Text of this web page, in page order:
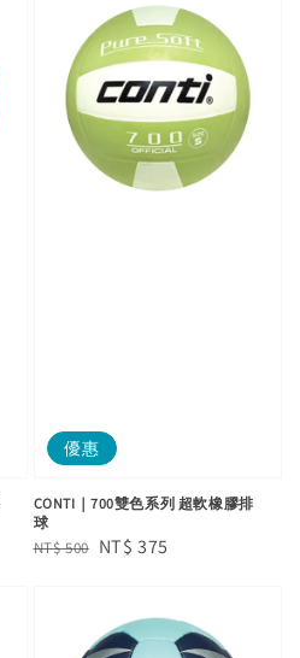
優惠
CONTI｜700雙色系列 超軟橡膠排
球
Regular
NT$ 500 Sale
NT$ 375